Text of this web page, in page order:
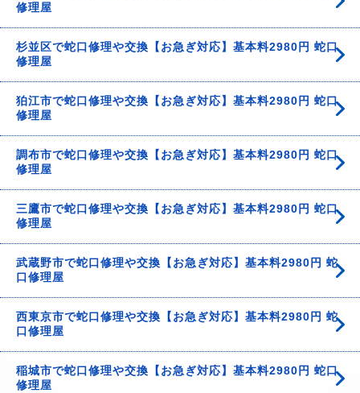
修理屋
杉並区で蛇口修理や交換【お急ぎ対応】基本料2980円 蛇口
修理屋
狛江市で蛇口修理や交換【お急ぎ対応】基本料2980円 蛇口
修理屋
調布市で蛇口修理や交換【お急ぎ対応】基本料2980円 蛇口
修理屋
三鷹市で蛇口修理や交換【お急ぎ対応】基本料2980円 蛇口
修理屋
武蔵野市で蛇口修理や交換【お急ぎ対応】基本料2980円 蛇
口修理屋
西東京市で蛇口修理や交換【お急ぎ対応】基本料2980円 蛇
口修理屋
稲城市で蛇口修理や交換【お急ぎ対応】基本料2980円 蛇口
修理屋